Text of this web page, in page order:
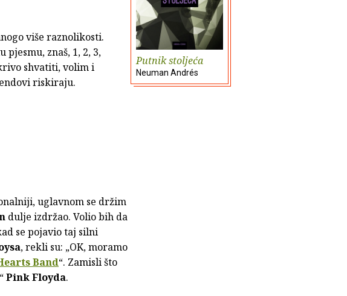
Putnik stoljeća
Neuman Andrés
više raznolikosti.
znaš, 1, 2, 3,
shvatiti, volim i
riskiraju.
uglavnom se držim
dulje izdržao. Volio bih da
se pojavio taj silni
, rekli su: „OK, moramo
Band“. Zamisli što
“Pink Floyda.